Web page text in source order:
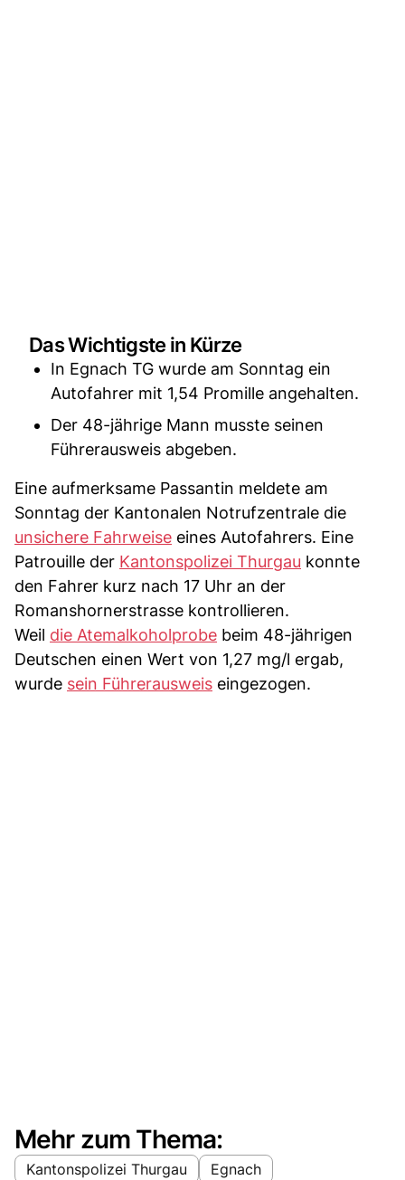
Das Wichtigste in Kürze
In Egnach TG wurde am Sonntag ein
Autofahrer mit 1,54 Promille angehalten.
Der 48-jährige Mann musste seinen
Führerausweis abgeben.
Eine aufmerksame Passantin meldete am
Sonntag der Kantonalen Notrufzentrale die
unsichere Fahrweise eines Autofahrers. Eine
Patrouille der Kantonspolizei Thurgau konnte
den Fahrer kurz nach 17 Uhr an der
Romanshornerstrasse kontrollieren.
Weil die Atemalkoholprobe beim 48-jährigen
Deutschen einen Wert von 1,27 mg/l ergab,
wurde sein Führerausweis eingezogen.
Mehr zum Thema:
Kantonspolizei Thurgau Egnach